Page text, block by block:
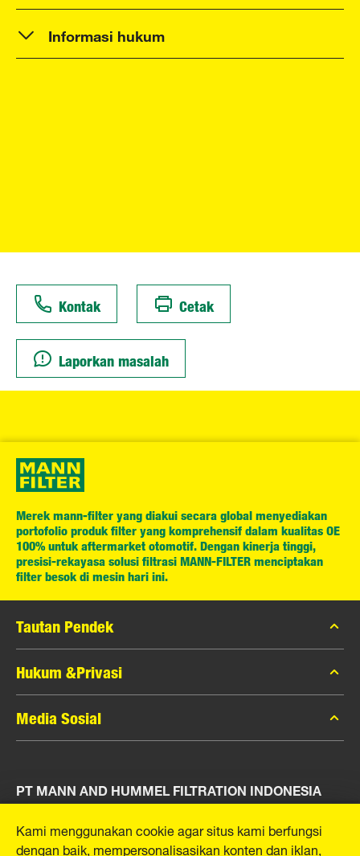
Informasi hukum
Kontak Cetak
Laporkan masalah
Merek mann-filter yang diakui secara global menyediakan
portofolio produk filter yang komprehensif dalam kualitas OE
100% untuk aftermarket otomotif. Dengan kinerja tinggi,
presisi-rekayasa solusi filtrasi MANN-FILTER menciptakan
filter besok di mesin hari ini.
Tautan Pendek
Katalog MANN-FILTER
Pencari MANN-FILTER
Peras
Hukum &Privasi
Privasi Data
Pemberitahuan Hukum
Media Sosial
Instagram
YouTube
PT MANN AND HUMMEL FILTRATION INDONESIA
Puri Indah Financial Tower, Unit 107
Jl. Puri Lingkar Dalam, RT01/RW02
Kami menggunakan cookie agar situs kami berfungsi
dengan baik, mempersonalisasikan konten dan iklan,